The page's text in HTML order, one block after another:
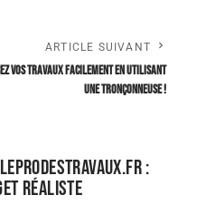
ARTICLE SUIVANT
vos travaux facilement en utilisant
une tronçonneuse !
:
réaliste